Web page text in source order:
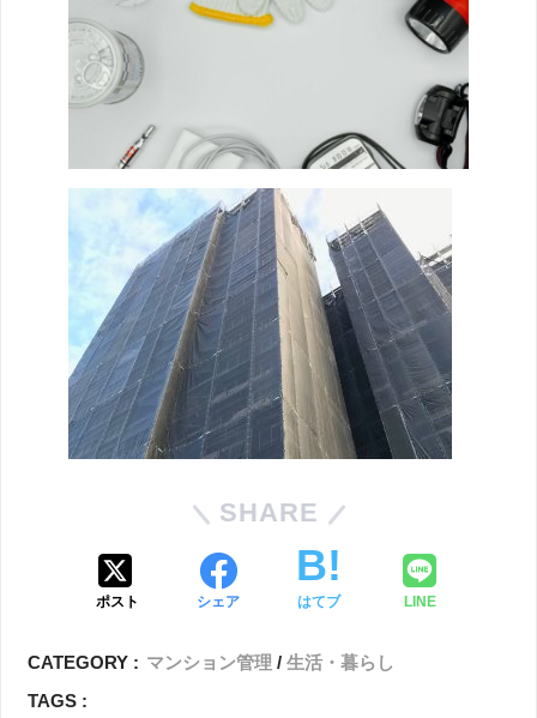
SHARE
ポスト シェア はてブ LINE
CATEGORY : マンション管理
生活・暮らし
TAGS :